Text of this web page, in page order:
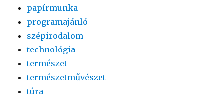
papírmunka
programajánló
szépirodalom
technológia
természet
természetművészet
túra